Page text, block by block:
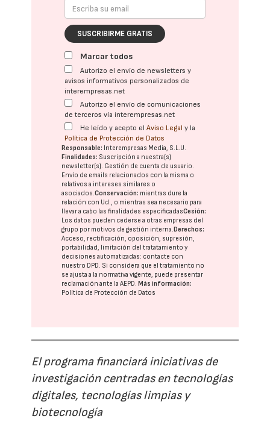
SUSCRIBIRME GRATIS
Marcar todos
Autorizo el envío de newsletters y
avisos informativos personalizados de
interempresas.net
Autorizo el envío de comunicaciones
de terceros vía interempresas.net
He leído y acepto elAviso Legal y la
Política de Protección de Datos
Responsable: Interempresas Media, S.L.U.
Finalidades: Suscripción a nuestra(s)
newsletter(s). Gestión de cuenta de usuario.
Envío de emails relacionados con la misma o
relativos a intereses similares o
asociados.Conservación: mientras dure la
relación con Ud., o mientras sea necesario para
llevar a cabo las finalidades especificadasCesión:
Los datos pueden cederse a otras empresas del
grupo por motivos de gestión interna. Derechos:
Acceso, rectificación, oposición, supresión,
portabilidad, limitación del tratatamiento y
decisiones automatizadas: contacte con
nuestro DPD. Si considera que el tratamiento no
se ajusta a la normativa vigente, puede presentar
reclamación ante laAEPD. Más información:
Política de Protección de Datos
El programa financiará iniciativas de
investigación centradas en tecnologías
digitales, tecnologías limpias y
biotecnología